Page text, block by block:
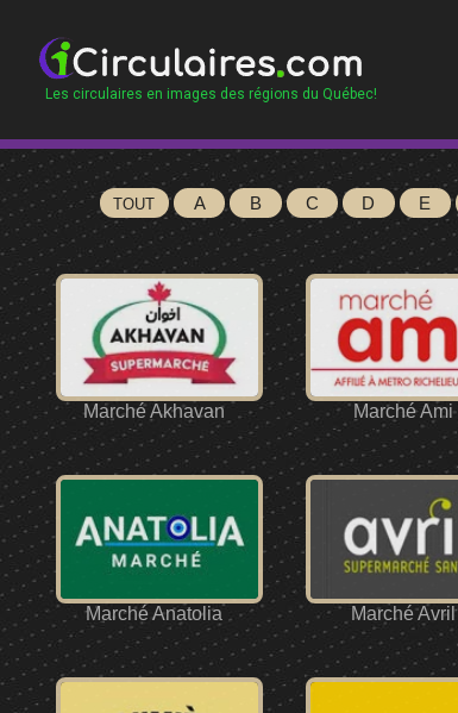
Les circulaires en images des régions du Québec!
TOUT A B C D E
Marché Akhavan Marché Ami
Marché Anatolia Marché Avril